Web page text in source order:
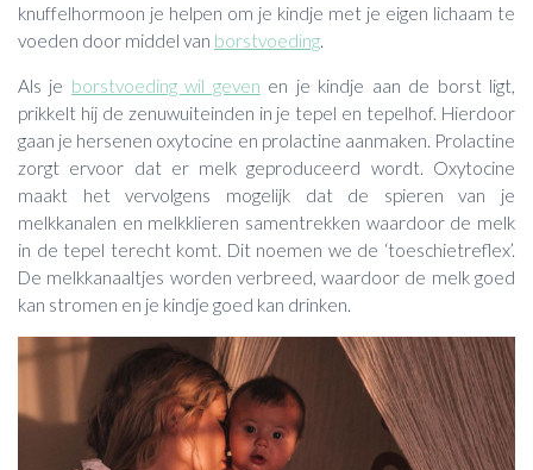
knuffelhormoon je helpen om je kindje met je eigen lichaam te
voeden door middel van borstvoeding.
Als je borstvoeding wil geven en je kindje aan de borst ligt,
prikkelt hij de zenuwuiteinden in je tepel en tepelhof. Hierdoor
gaan je hersenen oxytocine en prolactine aanmaken. Prolactine
zorgt ervoor dat er melk geproduceerd wordt. Oxytocine
maakt het vervolgens mogelijk dat de spieren van je
melkkanalen en melkklieren samentrekken waardoor de melk
in de tepel terecht komt. Dit noemen we de ‘toeschietreflex’.
De melkkanaaltjes worden verbreed, waardoor de melk goed
kan stromen en je kindje goed kan drinken.